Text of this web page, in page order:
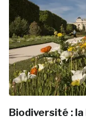
Biodiversité :